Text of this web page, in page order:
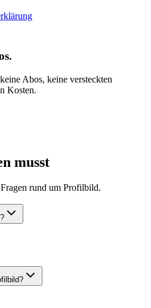
Abos, keine versteckten
Kosten.
musst
rund um Profilbild.